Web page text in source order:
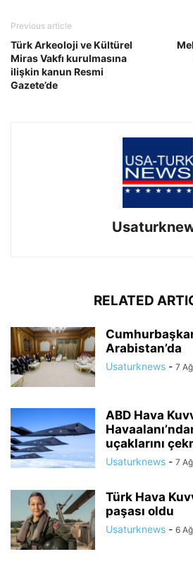
Previous article
Türk Arkeoloji ve Kültürel
Miras Vakfı kurulmasına
ilişkin kanun Resmi
Gazete’de
RELATED
Arabistan’da
Usaturknews - 7
ABD Hava
uçaklarını
Usaturknews - 7
Türk Hava
paşası oldu
Usaturknews - 6